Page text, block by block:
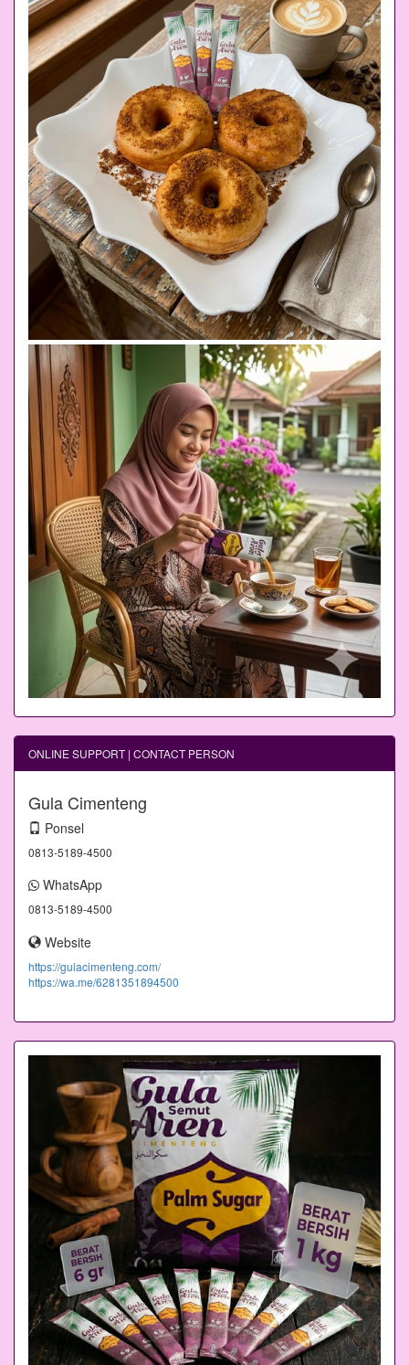
ONLINE SUPPORT | CONTACT PERSON
Gula Cimenteng
Ponsel
0813-5189-4500
WhatsApp
0813-5189-4500
Website
https://gulacimenteng.com/
https://wa.me/6281351894500